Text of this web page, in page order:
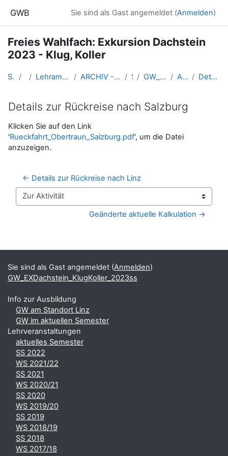
GWB Sie sind als Gast angemeldet (Anmelden)
Freies Wahlfach: Exkursion Dachstein
2023 - Klug, Koller
Startseite Kurse Lehramtsausbildung GW im Cluster Österreich Mitte ARCHIV - Lehrveranstaltungen am Standort Linz - seit 2016 SS_2023 GW_EXDachstein_KlugKoller_2023ss Anreise und Abreise Details zur Rückreise nach Salzburg
Details zur Rückreise nach Salzburg
Abschlussbedingungen
Klicken Sie auf den Link
'Rueckfahrt_Obertraun_Salzburg.pdf', um die Datei
anzuzeigen.
← Details zur Rückreise nach Linz
Zur Aktivität
Geänderte aktuelle Kalkulation →
Ergänzungsblöcke
Sie sind als Gast angemeldet (Anmelden)
GW_EXDachstein_KlugKoller_2023ss
Info zur Ausbildung
GW am Standort Linz
GW im aktuellen Semester
Lehrveranstaltungen
aktuelles Semester
SS 2022
WS 2021/22
SS 2021
WS 2020/21
SS 2020
WS 2019/20
SS 2019
WS 2018/19
SS 2018
WS 2017/18